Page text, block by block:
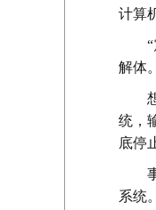
计算
解体
统，
底停
系统